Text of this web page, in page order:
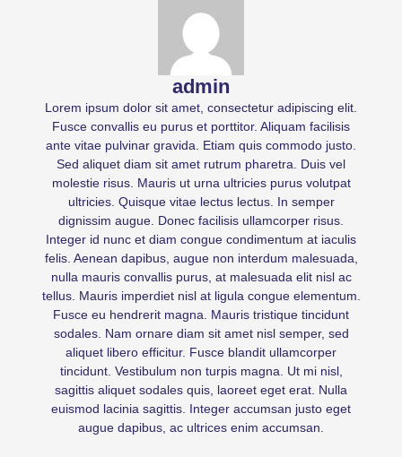
admin
Lorem ipsum dolor sit amet, consectetur adipiscing elit.
Fusce convallis eu purus et porttitor. Aliquam facilisis
ante vitae pulvinar gravida. Etiam quis commodo justo.
Sed aliquet diam sit amet rutrum pharetra. Duis vel
molestie risus. Mauris ut urna ultricies purus volutpat
ultricies. Quisque vitae lectus lectus. In semper
dignissim augue. Donec facilisis ullamcorper risus.
Integer id nunc et diam congue condimentum at iaculis
felis. Aenean dapibus, augue non interdum malesuada,
nulla mauris convallis purus, at malesuada elit nisl ac
tellus. Mauris imperdiet nisl at ligula congue elementum.
Fusce eu hendrerit magna. Mauris tristique tincidunt
sodales. Nam ornare diam sit amet nisl semper, sed
aliquet libero efficitur. Fusce blandit ullamcorper
tincidunt. Vestibulum non turpis magna. Ut mi nisl,
sagittis aliquet sodales quis, laoreet eget erat. Nulla
euismod lacinia sagittis. Integer accumsan justo eget
augue dapibus, ac ultrices enim accumsan.